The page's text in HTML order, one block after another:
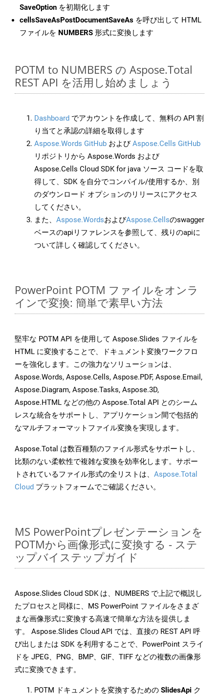
SaveOption を初期化します
cellsSaveAsPostDocumentSaveAs を呼び出して HTML
ファイルを NUMBERS 形式に変換します
POTM to NUMBERS の Aspose.Total
REST API を活用し始めましょう
Dashboard でアカウントを作成して、無料の API 割
り当てと承認の詳細を取得します
Aspose.Words GitHub およびAspose.Cells GitHub
リポジトリから Aspose.Words および
Aspose.Cells Cloud SDK for java ソース コードを取
得して、SDK を自分でコンパイル/使用するか、別
のダウンロード オプションのリリースにアクセス
してください。
また、 Aspose.WordsおよびAspose.Cellsのswagger
ベースのapiリファレンスを参照して、残りのapiに
ついて詳しく確認してください。
PowerPoint POTM ファイルをオンラ
インで変換: 簡単で素早い方法
堅牢な POTM API を使用して Aspose.Slides ファイルを
HTML に変換することで、ドキュメント変換ワークフロ
ーを強化します。この強力なソリューションは、
Aspose.Words, Aspose.Cells, Aspose.PDF, Aspose.Email,
Aspose.Diagram, Aspose.Tasks, Aspose.3D,
Aspose.HTML などの他の Aspose.Total API とのシーム
レスな統合をサポートし、アプリケーション間で包括的
なマルチフォーマットファイル変換を実現します。
Aspose.Total は数百種類のファイル形式をサポートし、
比類のない柔軟性で複雑な変換を効率化します。サポー
トされているファイル形式の全リストは、 Aspose.Total
Cloud プラットフォームでご確認ください。
MS PowerPointプレゼンテーションを
POTMから画像形式に変換する - ステ
ップバイステップガイド
Aspose.Slides Cloud SDK は、NUMBERS で上記で概説し
たプロセスと同様に、MS PowerPoint ファイルをさまざ
まな画像形式に変換する高速で簡単な方法を提供しま
す。 Aspose.Slides Cloud API では、直接の REST API 呼
び出しまたは SDK を利用することで、PowerPoint スライ
ドを JPEG、PNG、BMP、GIF、TIFF などの複数の画像形
式に変換できます。
POTM ドキュメントを変換するための SlidesApi ク